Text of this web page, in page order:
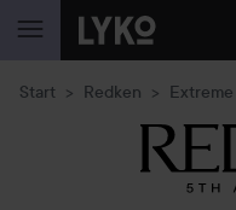
GÅ TIL INNHOLD
Start Redken